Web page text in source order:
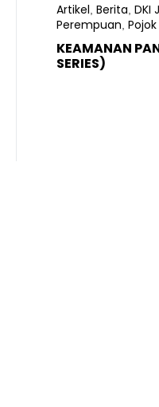
Artikel Berita DKI
Perempuan
KEAMANAN
SERIES)